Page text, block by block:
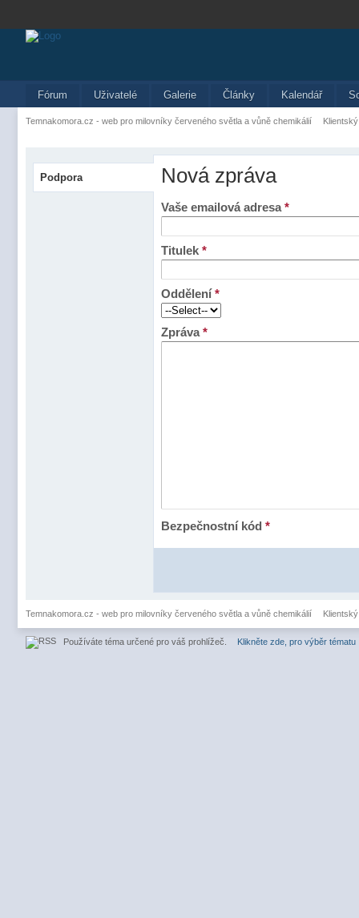
Fórum Uživatelé Galerie Články Kalendář
Temnakomora.cz - web pro milovníky červeného světla a vůně chemikálií
Podpora Nová zpráva
Vaše emailová adresa*
Titulek *
Oddělení*
Zpráva*
Bezpečnostní kód *
Temnakomora.cz - web pro milovníky červeného světla a vůně chemikálií
Používáte téma určené pro váš prohlížeč. Klikněte zde, pro výběr tématu